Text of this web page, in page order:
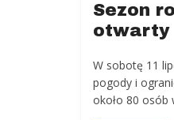
Sezon
otwarty
W sobotę 11
pogody i
około 80 osób